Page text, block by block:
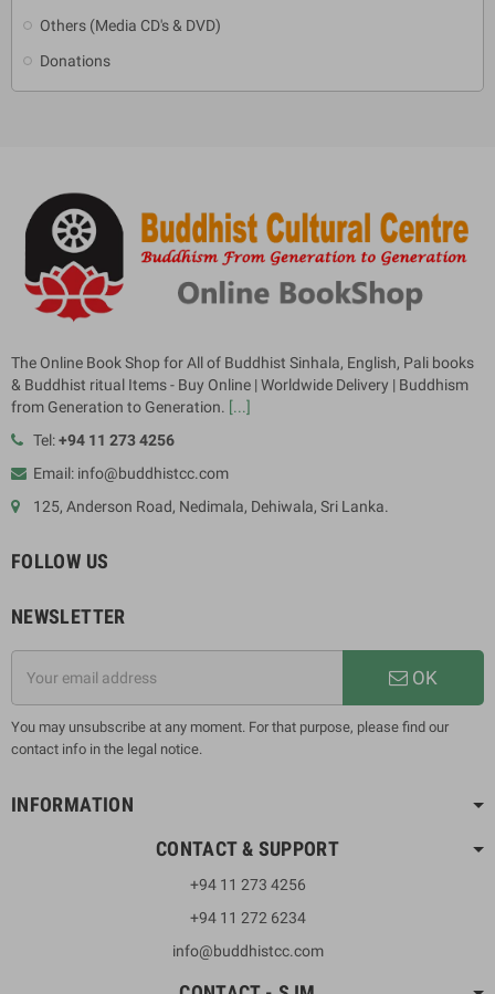
Others (Media CD's & DVD)
Donations
The Online Book Shop for All of Buddhist Sinhala, English, Pali books
& Buddhist ritual Items - Buy Online | Worldwide Delivery | Buddhism
from Generation to Generation. [...]
Tel:+94 11 273 4256
Email: info@buddhistcc.com
125, Anderson Road, Nedimala, Dehiwala, Sri Lanka.
FOLLOW US
NEWSLETTER
OK
You may unsubscribe at any moment. For that purpose, please find our
contact info in the legal notice.
INFORMATION
CONTACT & SUPPORT
+94 11 273 4256
+94 11 272 6234
info@buddhistcc.com